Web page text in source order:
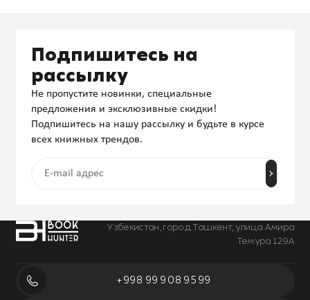
Узбекистан, город Ташкент, улица Амира
Темура 129А
+998 99 908 95 99
Подпишитесь на
рассылку
Не пропустите новинки, специальные
предложения и эксклюзивные скидки!
Подпишитесь на нашу рассылку и будьте в курсе
всех книжных трендов.